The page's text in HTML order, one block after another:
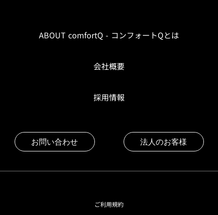
ABOUT comfortQ - コンフォートQとは
会社概要
採用情報
お問い合わせ 法人のお客様
ご利用規約